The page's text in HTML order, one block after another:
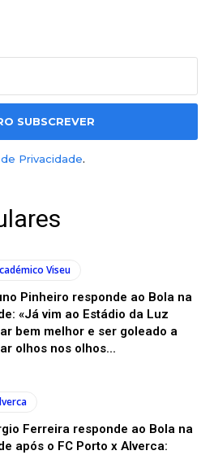
SUBSCREVER
Privacidade.
Viseu
Pinheiro responde ao Bola na
«Já vim ao Estádio da Luz
bem melhor e ser goleado a
olhos nos olhos...
Ferreira responde ao Bola na
após o FC Porto x Alverca: